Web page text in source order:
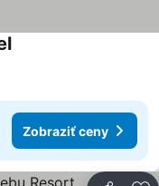
Zobraziť ceny
Zobraziť ceny